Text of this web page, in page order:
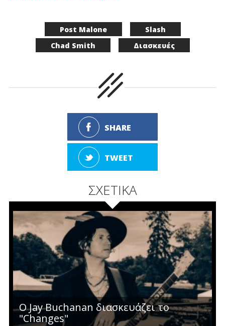
Post Malone
Slash
Chad Smith
Διασκευές
SHARE
TWEET
ΣΧΕΤΙΚΑ
O Jay Buchanan διασκευάζει το
"Changes"